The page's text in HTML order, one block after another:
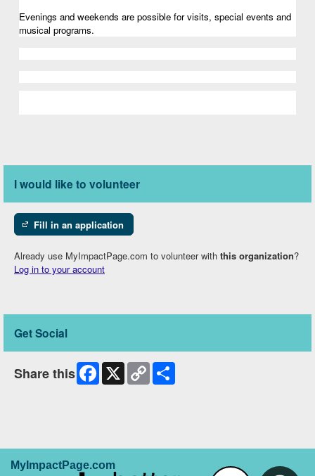
Evenings and weekends are possible for visits, special events and
musical programs.
I would like to volunteer
Fill in an application
Already use MyImpactPage.com to volunteer with this organization?
Log in to your account
Get Social
Share this Facebook
X
Copy
Link
MyImpactPage.com